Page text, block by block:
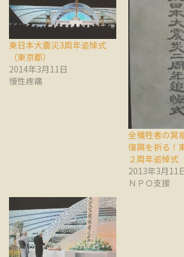
東日本大震災3周年追悼式
（東京都）
2014年3月11日
慢性疼痛
全犠牲者の冥
復興を祈る！
２周年追悼式
2013年3月11
ＮＰＯ支援